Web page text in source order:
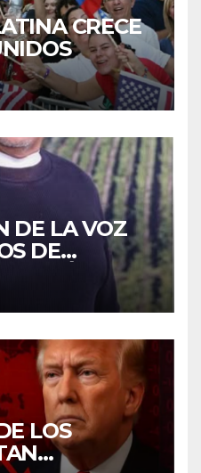
CRECE
DE LA VOZ
DE
A
DEL
Y
LOS
LOS